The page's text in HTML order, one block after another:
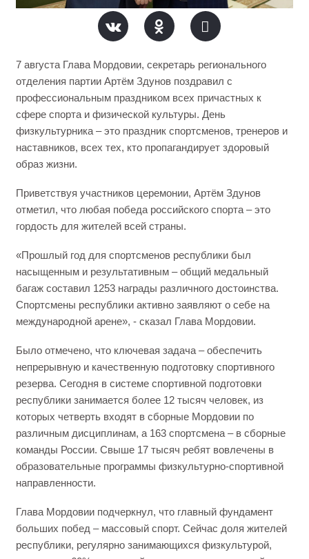
7 августа Глава Мордовии, секретарь регионального
отделения партии Артём Здунов поздравил с
профессиональным праздником всех причастных к
сфере спорта и физической культуры. День
физкультурника – это праздник спортсменов, тренеров и
наставников, всех тех, кто пропагандирует здоровый
образ жизни.
Приветствуя участников церемонии, Артём Здунов
отметил, что любая победа российского спорта – это
гордость для жителей всей страны.
«Прошлый год для спортсменов республики был
насыщенным и результативным – общий медальный
багаж составил 1253 награды различного достоинства.
Спортсмены республики активно заявляют о себе на
международной арене», - сказал Глава Мордовии.
Было отмечено, что ключевая задача – обеспечить
непрерывную и качественную подготовку спортивного
резерва. Сегодня в системе спортивной подготовки
республики занимается более 12 тысяч человек, из
которых четверть входят в сборные Мордовии по
различным дисциплинам, а 163 спортсмена – в сборные
команды России. Свыше 17 тысяч ребят вовлечены в
образовательные программы физкультурно-спортивной
направленности.
Глава Мордовии подчеркнул, что главный фундамент
больших побед – массовый спорт. Сейчас доля жителей
республики, регулярно занимающихся физкультурой,